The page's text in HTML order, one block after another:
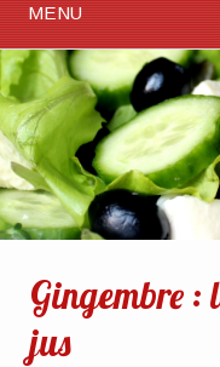
MENU
Gingembre :
jus